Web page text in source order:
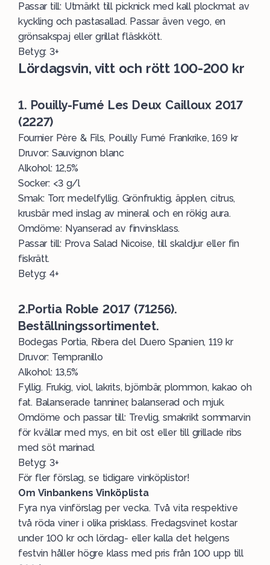
Passar till: Utmärkt till picknick med kall plockmat av
kyckling och pastasallad. Passar även vego, en
grönsakspaj eller grillat fläskkött.
Betyg: 3+
Lördagsvin, vitt och rött 100-200 kr
1. Pouilly-Fumé Les Deux Cailloux 2017
(2227)
Fournier Père & Fils, Pouilly Fumé Frankrike, 169 kr
Druvor: Sauvignon blanc
Alkohol: 12,5%
Socker: <3 g/l
Smak: Torr, medelfyllig. Grönfruktig, äpplen, citrus,
krusbär med inslag av mineral och en rökig aura.
Omdöme: Nyanserad av finvinsklass.
Passar till: Prova Salad Nicoise, till skaldjur eller fin
fiskrätt.
Betyg: 4+
2.Portia Roble 2017 (71256).
Beställningssortimentet.
Bodegas Portia, Ribera del Duero Spanien, 119 kr
Druvor: Tempranillo
Alkohol: 13,5%
Fyllig. Frukig, viol, lakrits, björnbär, plommon, kakao oh
fat. Balanserade tanniner, balanserad och mjuk.
Omdöme och passar till: Trevlig, smakrikt sommarvin
för kvällar med mys, en bit ost eller till grillade ribs
med söt marinad.
Betyg: 3+
För fler förslag, se tidigare vinköplistor!
Om Vinbankens Vinköplista
Fyra nya vinförslag per vecka. Två vita respektive
två röda viner i olika prisklass. Fredagsvinet kostar
under 100 kr och lördag- eller kalla det helgens
festvin håller högre klass med pris från 100 upp till